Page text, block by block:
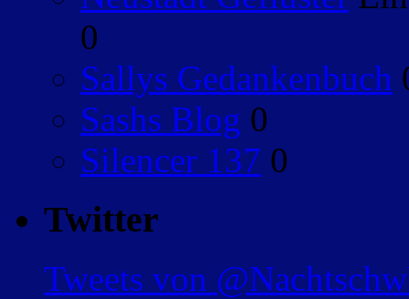
0
Sallys Gedankenbuch
Sashs Blog 0
Silencer 137 0
Twitter
Tweets von